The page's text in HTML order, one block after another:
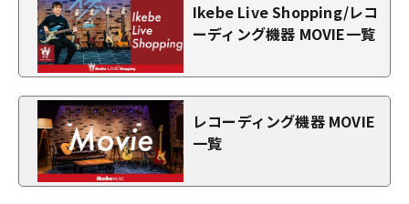
Ikebe Live Shopping/レコ
ーディング機器 MOVIE一覧
レコーディング機器 MOVIE
一覧